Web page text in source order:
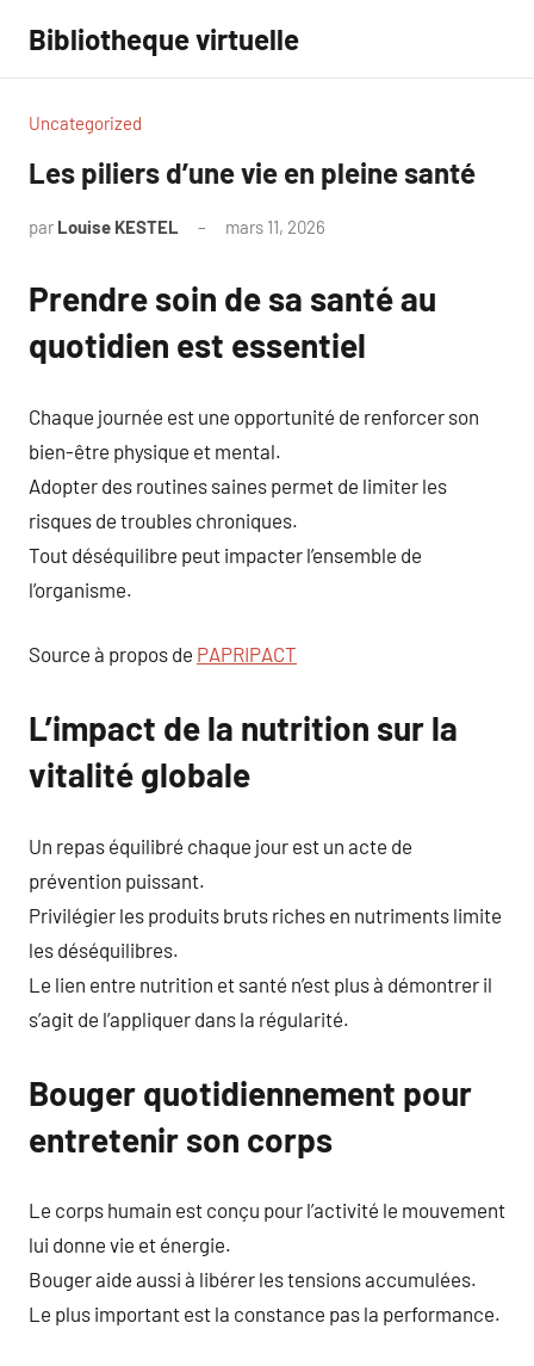
contenu
Bibliotheque virtuelle
Uncategorized
Les piliers d’une vie en pleine santé
par Louise KESTEL mars 11, 2026
Prendre soin de sa santé au
quotidien est essentiel
Chaque journée est une opportunité de renforcer son
bien-être physique et mental.
Adopter des routines saines permet de limiter les
risques de troubles chroniques.
Tout déséquilibre peut impacter l’ensemble de
l’organisme.
Source à propos de PAPRIPACT
L’impact de la nutrition sur la
vitalité globale
Un repas équilibré chaque jour est un acte de
prévention puissant.
Privilégier les produits bruts riches en nutriments limite
les déséquilibres.
Le lien entre nutrition et santé n’est plus à démontrer il
s’agit de l’appliquer dans la régularité.
Bouger quotidiennement pour
entretenir son corps
Le corps humain est conçu pour l’activité le mouvement
lui donne vie et énergie.
Bouger aide aussi à libérer les tensions accumulées.
Le plus important est la constance pas la performance.